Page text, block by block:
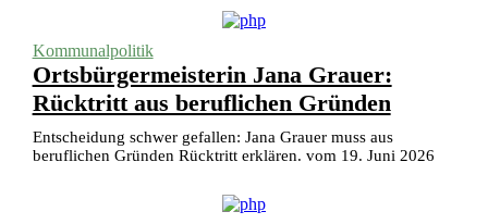
Kommunalpolitik
Ortsbürgermeisterin Jana Grauer:
Rücktritt aus beruflichen Gründen
Entscheidung schwer gefallen: Jana Grauer muss aus
beruflichen Gründen Rücktritt erklären. vom 19. Juni 2026